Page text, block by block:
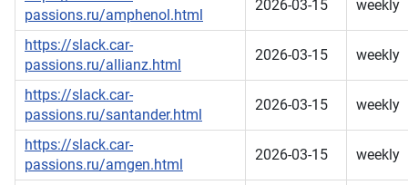
passions.ru/amphenol.html
2026-03-15 weekly
https://slack.car-
passions.ru/allianz.html
2026-03-15 weekly
https://slack.car-
passions.ru/santander.html
2026-03-15 weekly
https://slack.car-
passions.ru/amgen.html
2026-03-15 weekly